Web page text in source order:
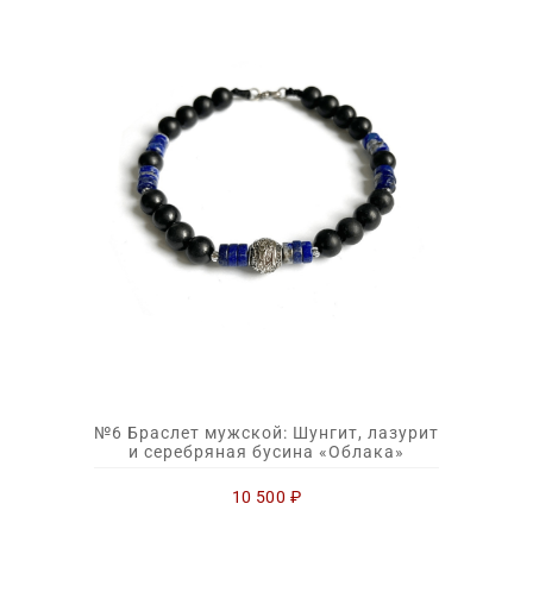
№6 Браслет мужской: Шунгит, лазурит
и серебряная бусина «Облака»
10 500 ₽